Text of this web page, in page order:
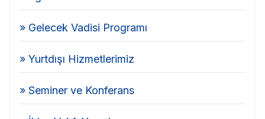
» Gelecek Vadisi Programı
» Yurtdışı Hizmetlerimiz
» Seminer ve Konferans